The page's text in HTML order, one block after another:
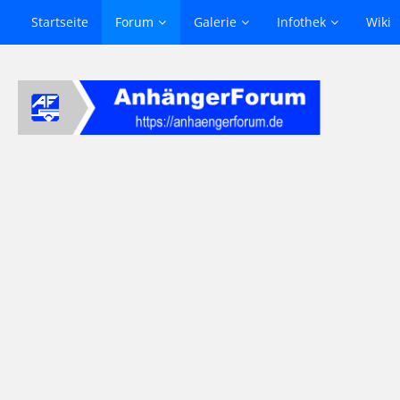
Startseite Forum Galerie Infothek Wiki